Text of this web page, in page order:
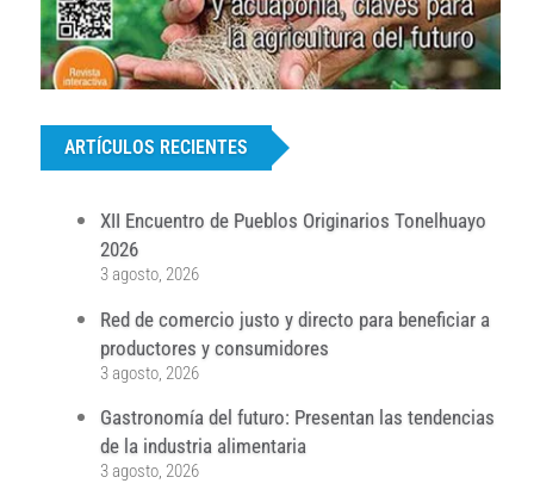
ARTÍCULOS RECIENTES
XII Encuentro de Pueblos Originarios Tonelhuayo
2026
3 agosto, 2026
Red de comercio justo y directo para beneficiar a
productores y consumidores
3 agosto, 2026
Gastronomía del futuro: Presentan las tendencias
de la industria alimentaria
3 agosto, 2026